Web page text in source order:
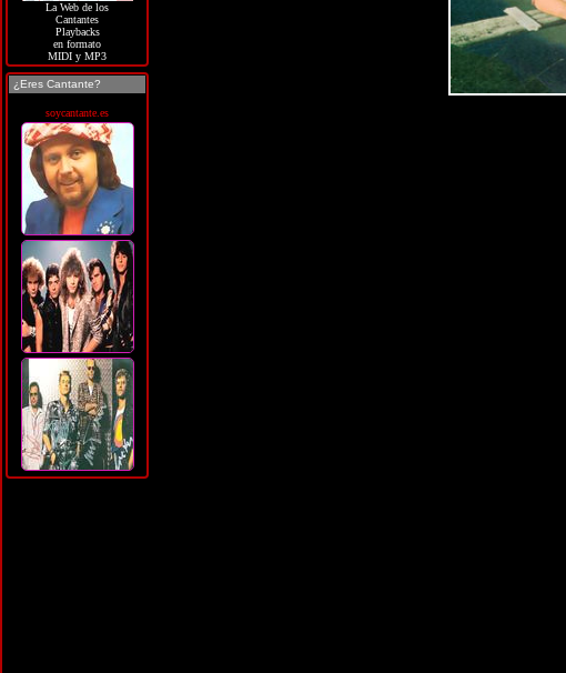
La Web de los
Cantantes
Playbacks
en formato
MIDI y MP3
¿Eres Cantante?
soycantante.es